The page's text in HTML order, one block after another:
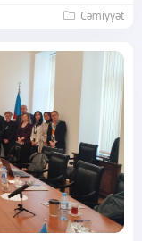
Cəmiyyət